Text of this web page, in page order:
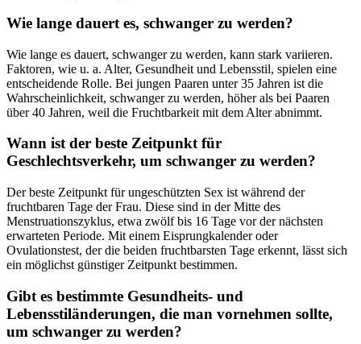
Wie lange dauert es, schwanger zu werden?
Wie lange es dauert, schwanger zu werden, kann stark variieren.
Faktoren, wie u. a. Alter, Gesundheit und Lebensstil, spielen eine
entscheidende Rolle. Bei jungen Paaren unter 35 Jahren ist die
Wahrscheinlichkeit, schwanger zu werden, höher als bei Paaren
über 40 Jahren, weil die Fruchtbarkeit mit dem Alter abnimmt.
Wann ist der beste Zeitpunkt für
Geschlechtsverkehr, um schwanger zu werden?
Der beste Zeitpunkt für ungeschützten Sex ist während der
fruchtbaren Tage der Frau. Diese sind in der Mitte des
Menstruationszyklus, etwa zwölf bis 16 Tage vor der nächsten
erwarteten Periode. Mit einem Eisprungkalender oder
Ovulationstest, der die beiden fruchtbarsten Tage erkennt, lässt sich
ein möglichst günstiger Zeitpunkt bestimmen.
Gibt es bestimmte Gesundheits- und
Lebensstiländerungen, die man vornehmen sollte,
um schwanger zu werden?